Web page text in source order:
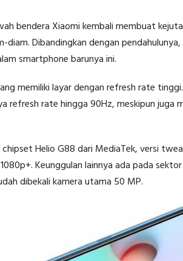
bendera Xiaomi kembali membuat
diam. Dibandingkan dengan
smartphone barunya ini.
memiliki layar dengan refresh rate
refresh rate hingga 90Hz, meskipun juga
Helio G88 dari MediaTek, versi
Keunggulan lainnya ada pada
dibekali kamera utama 50 MP.